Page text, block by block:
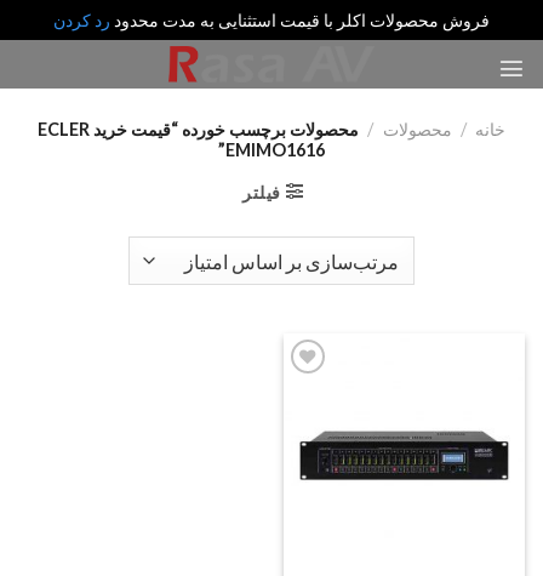
فروش محصولات اکلر با قیمت استثنایی به مدت محدود رد کردن
خانه / محصولات /
محصولات برچسب خورده “قیمت خرید ECLER
EMIMO1616”
فیلتر